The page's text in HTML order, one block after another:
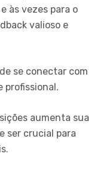
às vezes para o
valioso e
se conectar com
profissional.
aumenta sua
ser crucial para